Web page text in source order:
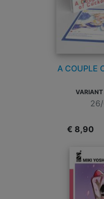
A COUPLE
VARIANT
€ 8,90